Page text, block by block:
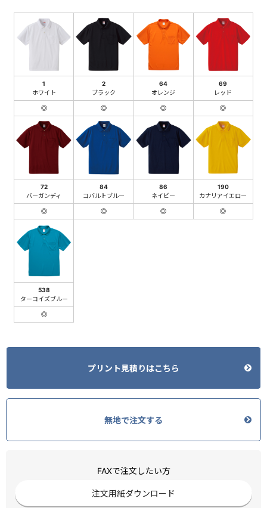
1
ホワイト
◎
2
ブラック
◎
64
オレンジ
◎
69
レッド
◎
72
バーガンディ
◎
84
コバルトブルー
◎
86
ネイビー
◎
190
カナリアイエロー
◎
538
ターコイズブルー
◎
プリント見積りはこちら
無地で注文する
FAXで注文したい方
注文用紙ダウンロード